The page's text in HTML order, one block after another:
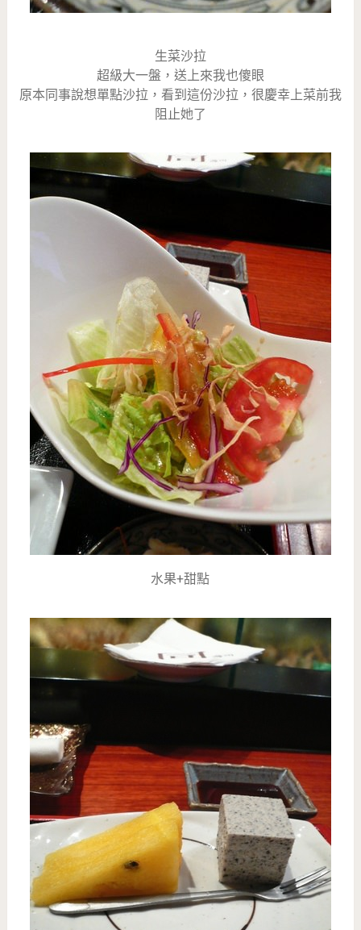
生菜沙拉
超級大一盤，送上來我也傻眼
原本同事說想單點沙拉，看到這份沙拉，很慶幸上菜前我
阻止她了
水果+甜點